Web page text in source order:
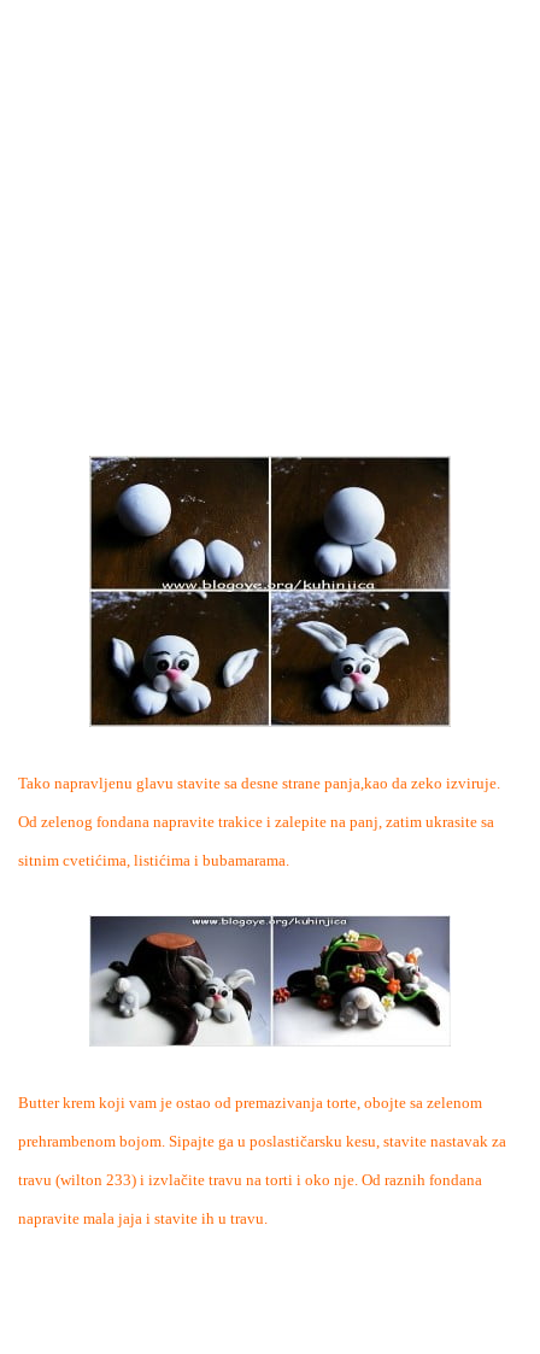
Tako napravljenu glavu stavite sa desne strane panja,kao da zeko izviruje.
Od zelenog fondana napravite trakice i zalepite na panj, zatim ukrasite sa
sitnim cvetićima, listićima i bubamarama.
Butter krem koji vam je ostao od premazivanja torte, obojte sa zelenom
prehrambenom bojom. Sipajte ga u poslastičarsku kesu, stavite nastavak za
travu (wilton 233) i izvlačite travu na torti i oko nje. Od raznih fondana
napravite mala jaja i stavite ih u travu.